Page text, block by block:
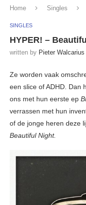
Home Singles
SINGLES
HYPER! –
written by Pieter Walcarius
Ze worden vaak
een slice of ADHD. Dan
ons met hun eerste ep
verrassen met hun
of de jonge heren deze
Beautiful Night.